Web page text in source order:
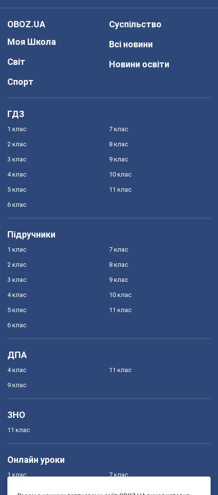
OBOZ.UA
Моя Школа
Світ
Спорт
Суспільство
Всі новини
Новини освіти
ГДЗ
1 клас
2 клас
3 клас
4 клас
5 клас
6 клас
7 клас
8 клас
9 клас
10 клас
11 клас
Підручники
1 клас
2 клас
3 клас
4 клас
5 клас
6 клас
7 клас
8 клас
9 клас
10 клас
11 клас
ДПА
4 клас
9 клас
11 клас
ЗНО
11 клас
Онлайн уроки
1 клас 7 клас